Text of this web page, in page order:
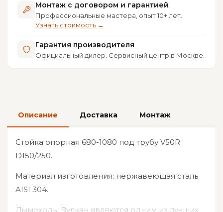
Монтаж с договором и гарантией
Профессиональные мастера, опыт 10+ лет.
Узнать стоимость →
Гарантия производителя
Официальный дилер. Сервисный центр в Москве.
Описание Доставка Монтаж
Стойка опорная 680-1080 под трубу V50R
D150/250.
Материал изготовления: нержавеющая сталь
AISI 304.
Дымоходы Вулкан являются одним из лучших